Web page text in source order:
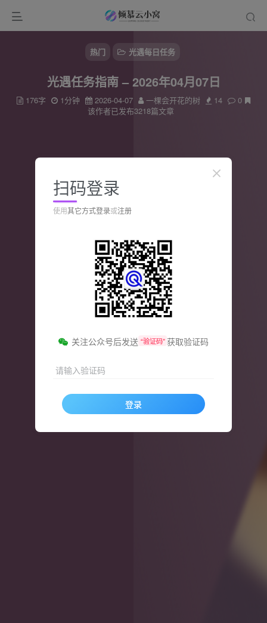
热门 光遇每日任务
光遇任务指南 – 2026年04月07日
176字 1分钟 2026-04-07 一棵会开花的树 14
0
该作者已发布3218篇文章
扫码登录
使用其它方式登录或注册
关注公众号后发送 “验证码” 获取验证码
请输入验证码
登录